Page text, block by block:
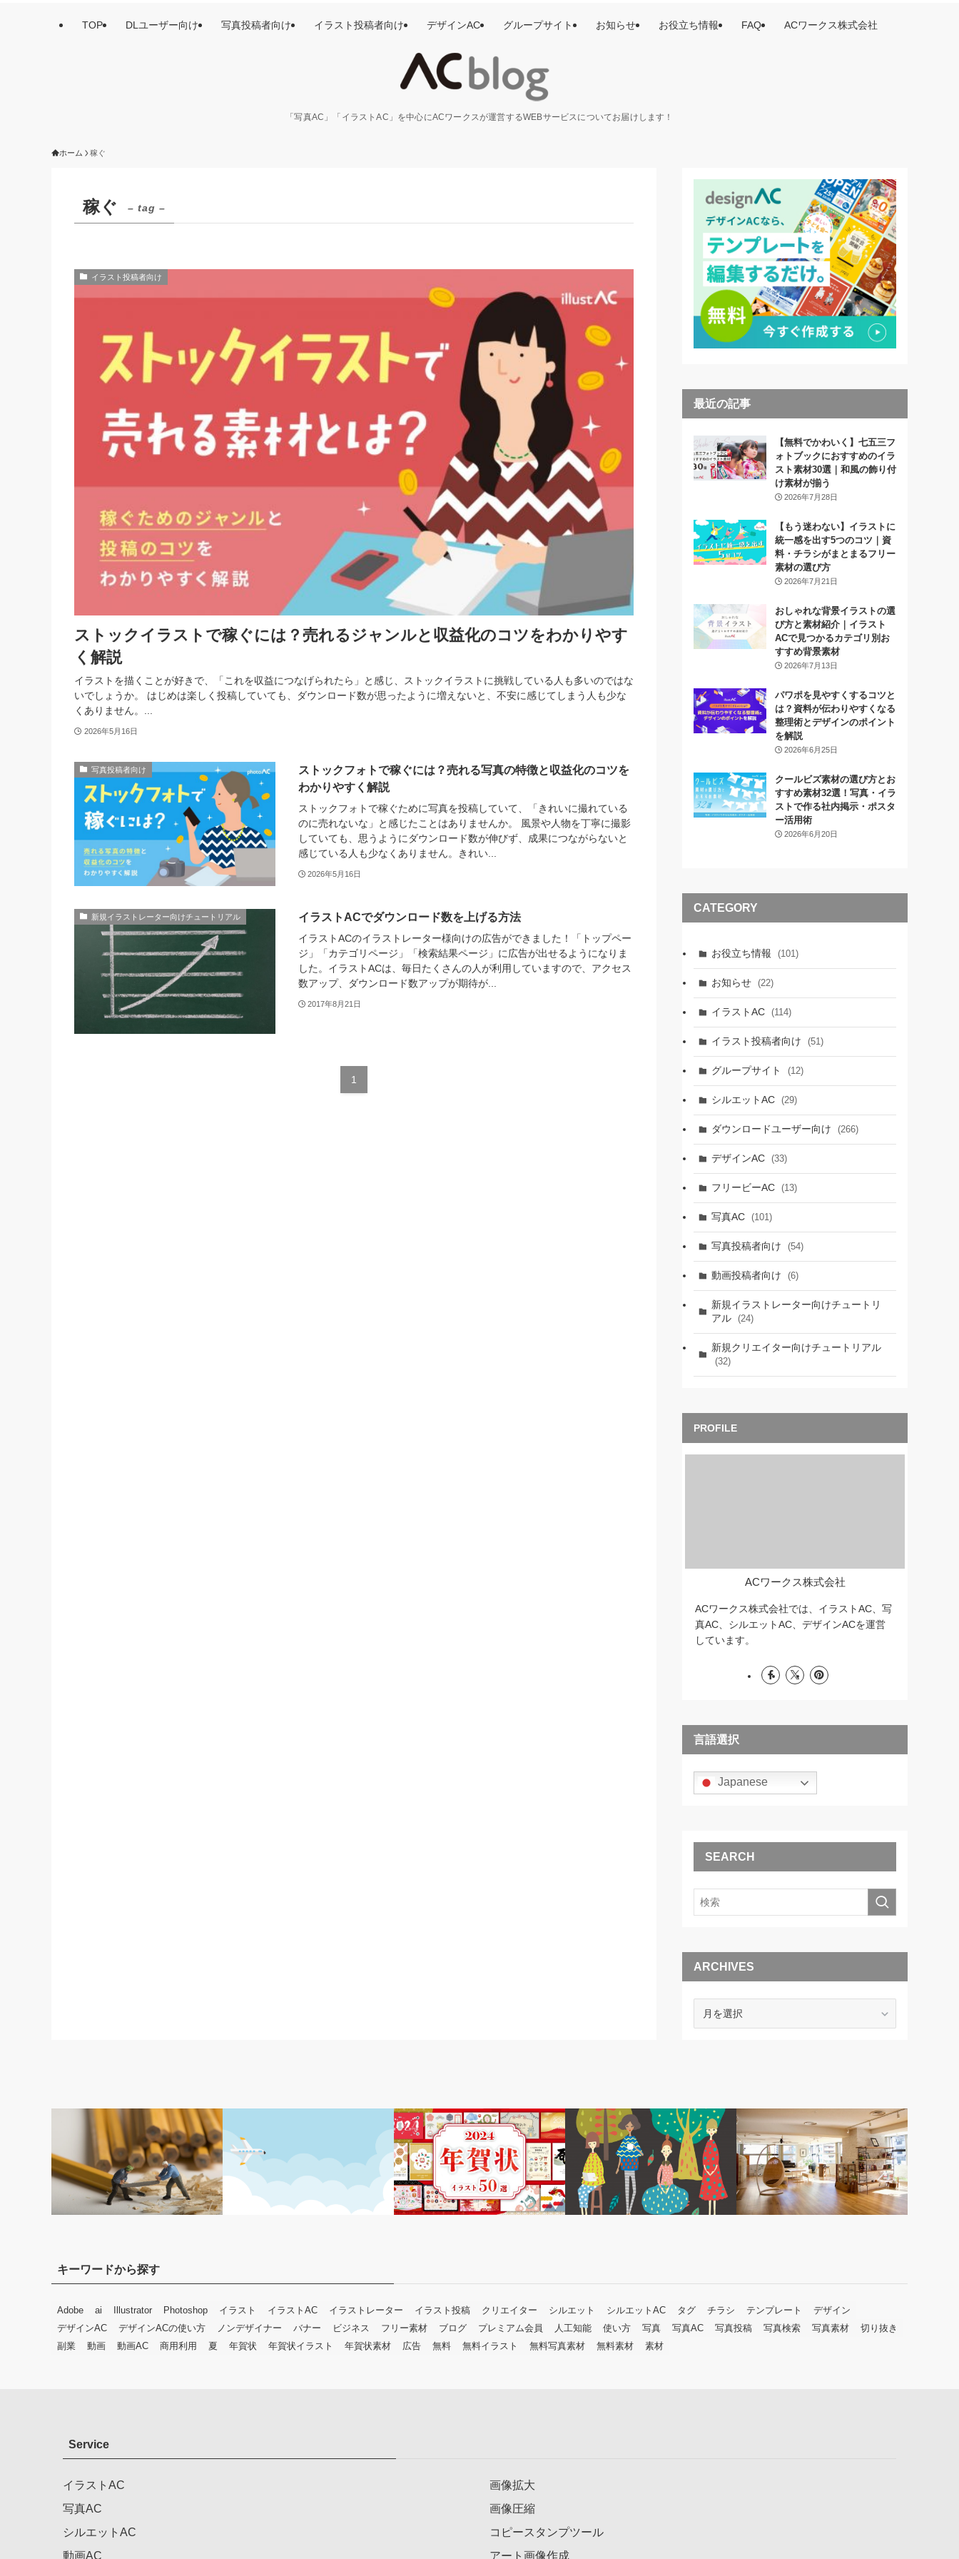
「写真AC」「イラストAC」を中心にACワークスが運営するWEBサービスについてお届けします！
TOP DLユーザー向け 写真投稿者向け イラスト投稿者向け デザインAC グループサイト お知らせ お役立ち情報 FAQ ACワークス株式会社
ホーム 稼ぐ
稼ぐ – tag –
イラスト投稿者向け
ストックイラストで稼ぐには？売れるジャンルと収益化のコツをわかりやす
く解説
イラストを描くことが好きで、「これを収益につなげられたら」と感じ、ストックイラストに挑戦している人も多いのではな
いでしょうか。 はじめは楽しく投稿していても、ダウンロード数が思ったように増えないと、不安に感じてしまう人も少な
くありません。...
2026年5月16日
写真投稿者向け
ストックフォトで稼ぐには？売れる写真の特徴と収益化のコツを
わかりやすく解説
ストックフォトで稼ぐために写真を投稿していて、「きれいに撮れている
のに売れないな」と感じたことはありませんか。 風景や人物を丁寧に撮影
していても、思うようにダウンロード数が伸びず、成果につながらないと
感じている人も少なくありません。きれい...
2026年5月16日
新規イラストレーター向けチュートリアル イラストACでダウンロード数を上げる方法
イラストACのイラストレーター様向けの広告ができました！「トップペー
ジ」「カテゴリページ」「検索結果ページ」に広告が出せるようになりま
した。イラストACは、毎日たくさんの人が利用していますので、アクセス
数アップ、ダウンロード数アップが期待が...
2017年8月21日
1
最近の記事
【無料でかわいく】七五三フ
ォトブックにおすすめのイラ
スト素材30選｜和風の飾り付
け素材が揃う
2026年7月28日
【もう迷わない】イラストに
統一感を出す5つのコツ｜資
料・チラシがまとまるフリー
素材の選び方
2026年7月21日
おしゃれな背景イラストの選
び方と素材紹介｜イラスト
ACで見つかるカテゴリ別お
すすめ背景素材
2026年7月13日
パワポを見やすくするコツと
は？資料が伝わりやすくなる
整理術とデザインのポイント
を解説
2026年6月25日
クールビズ素材の選び方とお
すすめ素材32選！写真・イラ
ストで作る社内掲示・ポスタ
ー活用術
2026年6月20日
CATEGORY
お役立ち情報 (101)
お知らせ (22)
イラストAC (114)
イラスト投稿者向け (51)
グループサイト (12)
シルエットAC (29)
ダウンロードユーザー向け (266)
デザインAC (33)
フリービーAC (13)
写真AC (101)
写真投稿者向け (54)
動画投稿者向け (6)
新規イラストレーター向けチュートリ
アル (24)
新規クリエイター向けチュートリアル
(32)
ACワークス株式会社
ACワークス株式会社では、イラストAC、写
真AC、シルエットAC、デザインACを運営
しています。
言語選択
Japanese
SEARCH
ARCHIVES
ARCHIVES
キーワードから探す
Adobe ai Illustrator Photoshop イラスト イラストAC イラストレーター イラスト投稿 クリエイター シルエット シルエットAC タグ チラシ テンプレート
デザイン
デザインAC
デザインACの使い方 ノンデザイナー バナー ビジネス フリー素材 ブログ プレミアム会員 人工知能 使い方 写真 写真AC 写真投稿 写真検索 写真素材
切り抜き
副業
動画 動画AC 商用利用 夏 年賀状 年賀状イラスト 年賀状素材 広告 無料 無料イラスト 無料写真素材 無料素材 素材
Service
イラストAC
写真AC
シルエットAC
動画AC
画像拡大
画像圧縮
コピースタンプツール
アート画像作成